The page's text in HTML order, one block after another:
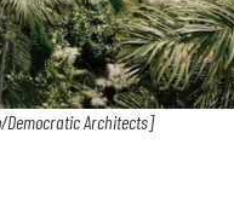
Democratic Architects]